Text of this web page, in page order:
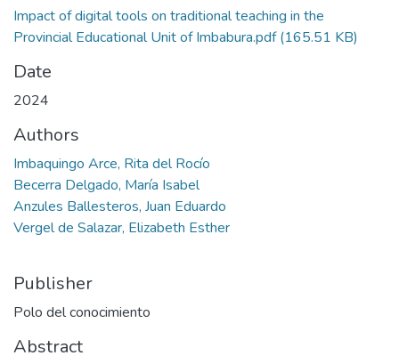
Impact of digital tools on traditional teaching in the
Provincial Educational Unit of Imbabura.pdf(165.51 KB)
Date
2024
Authors
Imbaquingo Arce, Rita del Rocío
Becerra Delgado, María Isabel
Anzules Ballesteros, Juan Eduardo
Vergel de Salazar, Elizabeth Esther
Publisher
Polo del conocimiento
Abstract